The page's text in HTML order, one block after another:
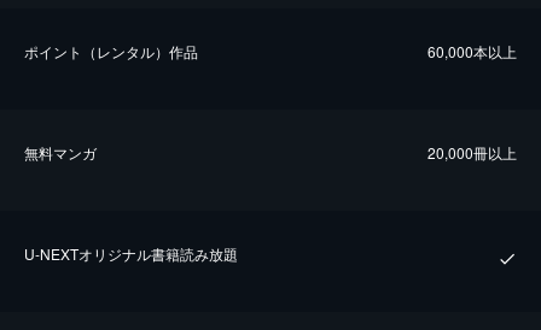
ポイント（レンタル）作品 60,000本以上
無料マンガ 20,000冊以上
U-NEXTオリジナル書籍読み放題